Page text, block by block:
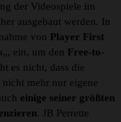
der Videospiele im
ausgebaut werden. In
von Player First
„, ein, um den Free-to-
es nicht, dass die
mehr nur eigene
einige seiner größten
. JB Perrette